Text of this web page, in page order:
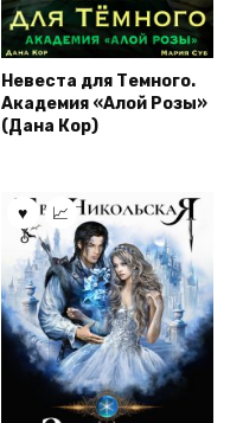
Невеста для Темного.
Академия «Алой Розы»
(Дана Кор)